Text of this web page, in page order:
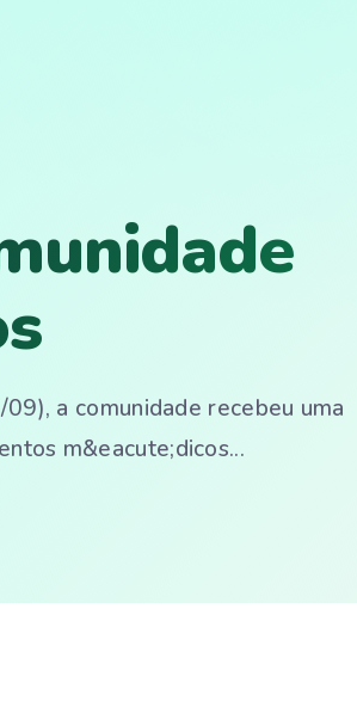
a comunidade recebeu uma
m&eacute;dicos...